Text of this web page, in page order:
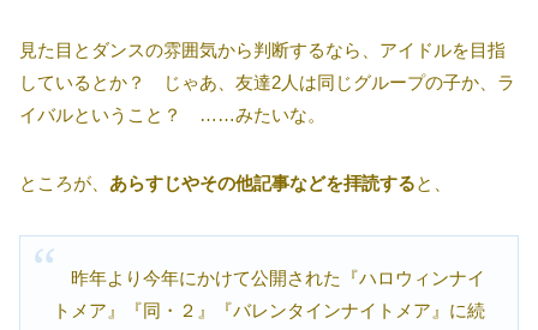
見た目とダンスの雰囲気から判断するなら、アイドルを目指
しているとか？ じゃあ、友達2人は同じグループの子か、ラ
イバルということ？ ……みたいな。
ところが、 あらすじやその他記事などを拝読すると、
昨年より今年にかけて公開された『ハロウィンナイ
トメア』『同・２』『バレンタインナイトメア』に続